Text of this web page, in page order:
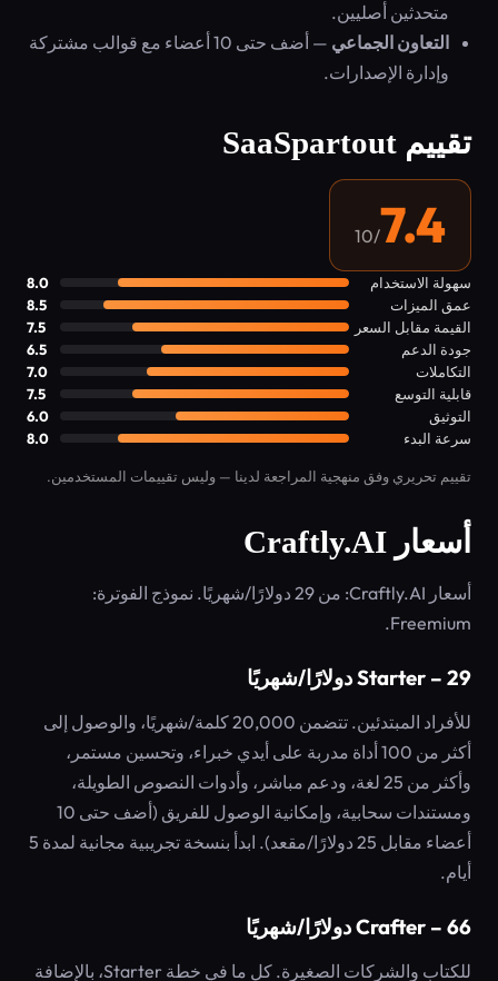
متحدثين أصليين.
التعاون الجماعي
— أضف حتى 10 أعضاء مع قوالب مشتركة
وإدارة الإصدارات.
تقييم SaaSpartout
7.4
/10
سهولة الاستخدام
8.0
عمق الميزات
8.5
القيمة مقابل السعر
7.5
جودة الدعم
6.5
التكاملات
7.0
قابلية التوسع
7.5
التوثيق
6.0
سرعة البدء
8.0
تقييم تحريري وفق منهجية المراجعة لدينا — وليس تقييمات المستخدمين.
أسعار Craftly.AI
أسعار Craftly.AI: من 29 دولارًا/شهريًا. نموذج الفوترة:
Freemium.
Starter – 29 دولارًا/شهريًا
للأفراد المبتدئين. تتضمن 20,000 كلمة/شهريًا، والوصول إلى
أكثر من 100 أداة مدربة على أيدي خبراء، وتحسين مستمر،
وأكثر من 25 لغة، ودعم مباشر، وأدوات النصوص الطويلة،
ومستندات سحابية، وإمكانية الوصول للفريق (أضف حتى 10
أعضاء مقابل 25 دولارًا/مقعد). ابدأ بنسخة تجريبية مجانية لمدة 5
أيام.
Crafter – 66 دولارًا/شهريًا
للكتاب والشركات الصغيرة. كل ما في خطة Starter، بالإضافة